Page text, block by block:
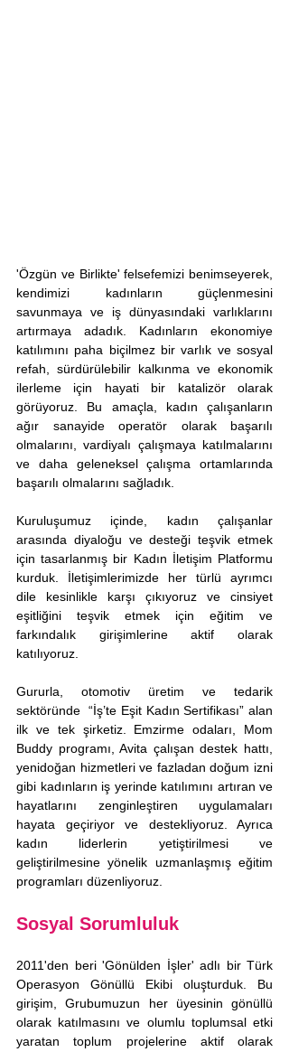
'Özgün ve Birlikte' felsefemizi benimseyerek,
kendimizi kadınların güçlenmesini
savunmaya ve iş dünyasındaki varlıklarını
artırmaya adadık. Kadınların ekonomiye
katılımını paha biçilmez bir varlık ve sosyal
refah, sürdürülebilir kalkınma ve ekonomik
ilerleme için hayati bir katalizör olarak
görüyoruz. Bu amaçla, kadın çalışanların
ağır sanayide operatör olarak başarılı
olmalarını, vardiyalı çalışmaya katılmalarını
ve daha geleneksel çalışma ortamlarında
başarılı olmalarını sağladık.
Kuruluşumuz içinde, kadın çalışanlar
arasında diyaloğu ve desteği teşvik etmek
için tasarlanmış bir Kadın İletişim Platformu
kurduk. İletişimlerimizde her türlü ayrımcı
dile kesinlikle karşı çıkıyoruz ve cinsiyet
eşitliğini teşvik etmek için eğitim ve
farkındalık girişimlerine aktif olarak
katılıyoruz.
Gururla, otomotiv üretim ve tedarik
sektöründe  “İş’te Eşit Kadın Sertifikası” alan
ilk ve tek şirketiz. Emzirme odaları, Mom
Buddy programı, Avita çalışan destek hattı,
yenidoğan hizmetleri ve fazladan doğum izni
gibi kadınların iş yerinde katılımını artıran ve
hayatlarını zenginleştiren uygulamaları
hayata geçiriyor ve destekliyoruz. Ayrıca
kadın liderlerin yetiştirilmesi ve
geliştirilmesine yönelik uzmanlaşmış eğitim
programları düzenliyoruz.
Sosyal Sorumluluk
2011'den beri 'Gönülden İşler' adlı bir Türk
Operasyon Gönüllü Ekibi oluşturduk. Bu
girişim, Grubumuzun her üyesinin gönüllü
olarak katılmasını ve olumlu toplumsal etki
yaratan toplum projelerine aktif olarak